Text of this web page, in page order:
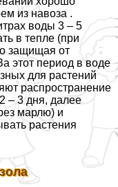
из навоза .
воды 3 – 5
в тепле (при
защищая от
этот период в воде
для растений
распространение
– 3 дня, далее
марлю) и
растения